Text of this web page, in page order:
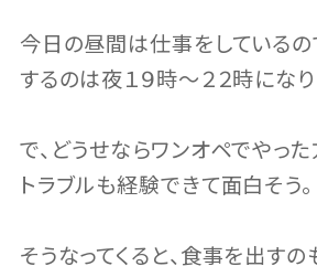
今日の昼間は仕事をしているの
するのは夜１９時～２２時になり
で、どうせならワンオペでやった
トラブルも経験できて面白そう。
そうなってくると、食事を出す